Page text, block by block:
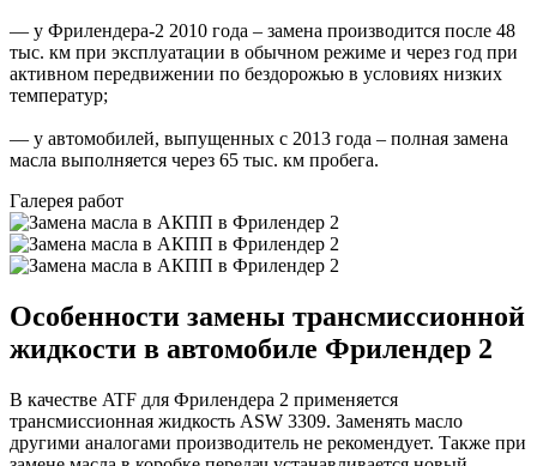
— у Фрилендера-2 2010 года – замена производится после 48
тыс. км при эксплуатации в обычном режиме и через год при
активном передвижении по бездорожью в условиях низких
температур;
— у автомобилей, выпущенных с 2013 года – полная замена
масла выполняется через 65 тыс. км пробега.
Галерея работ
Особенности замены трансмиссионной
жидкости в автомобиле Фрилендер 2
В качестве ATF для Фрилендера 2 применяется
трансмиссионная жидкость ASW 3309. Заменять масло
другими аналогами производитель не рекомендует. Также при